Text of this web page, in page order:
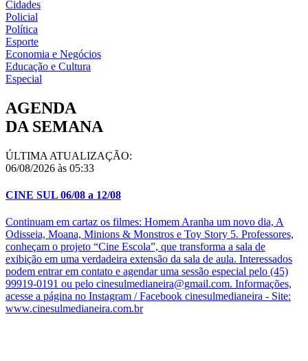
Cidades
Policial
Política
Esporte
Economia e Negócios
Educação e Cultura
Especial
AGENDA
DA SEMANA
ÚLTIMA ATUALIZAÇÃO:
06/08/2026 às 05:33
CINE SUL 06/08 a 12/08
Continuam em cartaz os filmes: Homem Aranha um novo dia, A
Odisseia, Moana, Minions & Monstros e Toy Story 5. Professores,
conheçam o projeto “Cine Escola”, que transforma a sala de
exibição em uma verdadeira extensão da sala de aula. Interessados
podem entrar em contato e agendar uma sessão especial pelo (45)
99919-0191 ou pelo cinesulmedianeira@gmail.com. Informações,
acesse a página no Instagram / Facebook cinesulmedianeira - Site:
www.cinesulmedianeira.com.br